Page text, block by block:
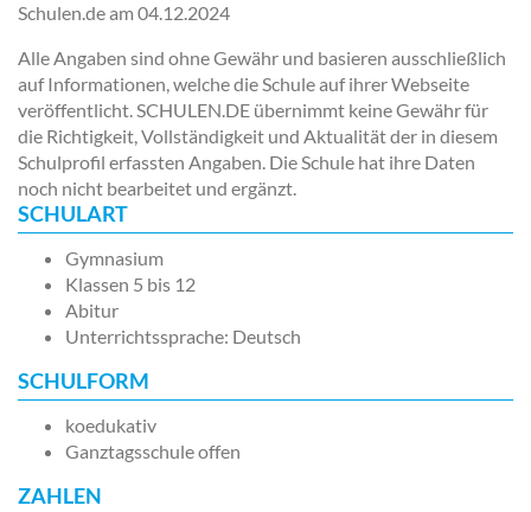
Schulen.de am 04.12.2024
Alle Angaben sind ohne Gewähr und basieren ausschließlich
auf Informationen, welche die Schule auf ihrer Webseite
veröffentlicht. SCHULEN.DE übernimmt keine Gewähr für
die Richtigkeit, Vollständigkeit und Aktualität der in diesem
Schulprofil erfassten Angaben. Die Schule hat ihre Daten
noch nicht bearbeitet und ergänzt.
SCHULART
Gymnasium
Klassen 5 bis 12
Abitur
Unterrichtssprache: Deutsch
SCHULFORM
koedukativ
Ganztagsschule offen
ZAHLEN